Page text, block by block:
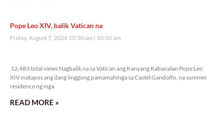
Pope Leo XIV, balik Vatican na
Friday, August 7, 2026 10:50 am 10:50 am
12,483 total views Nagbalik na sa Vatican ang Kanyang Kabanalan Pope Leo
XIV matapos ang ilang linggong pamamahinga sa Castel Gandolfo, na summer
residence ng mga
READ MORE »